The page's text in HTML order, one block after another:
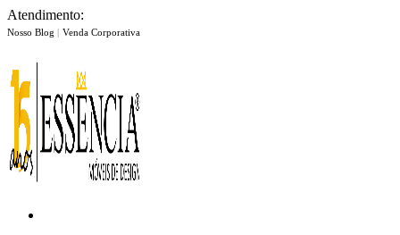
Atendimento:
Nosso Blog | Venda Corporativa